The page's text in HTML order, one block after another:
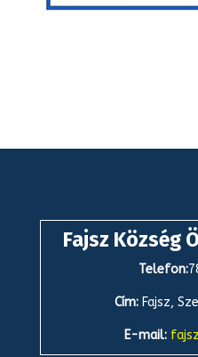
Fajsz Község
Telefon:
Cím: Fajsz,
E-mail: